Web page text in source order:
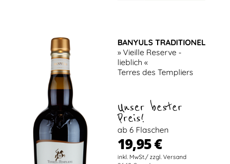
BANYULS TRADITIONEL
» Vieille Reserve -
lieblich «
Terres des Templiers
Unser bester
Preis!
ab 6 Flaschen
19,95 €